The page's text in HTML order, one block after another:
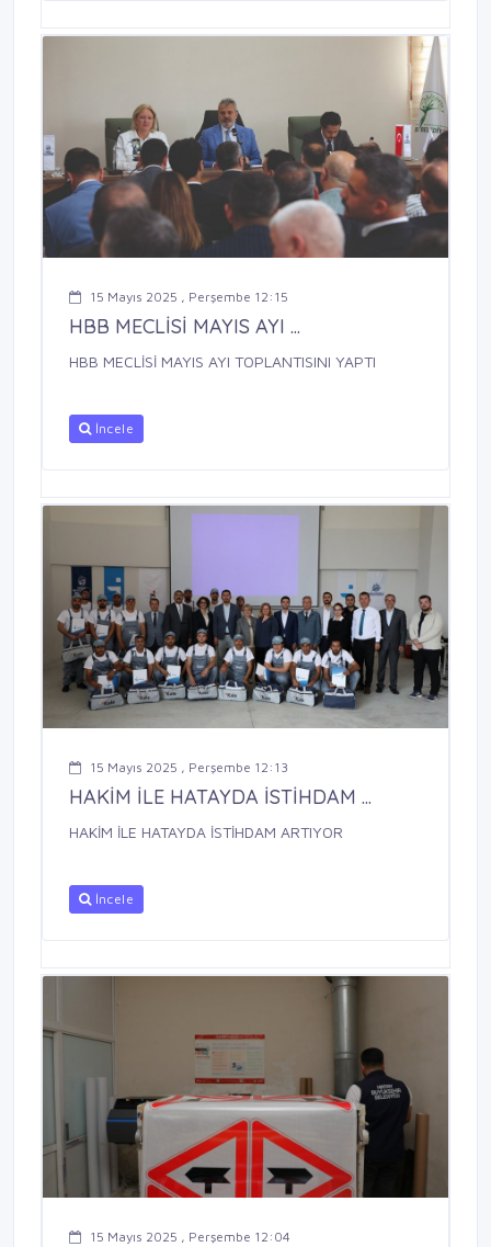
15 Mayıs 2025 , Perşembe 12:15
HBB MECLİSİ MAYIS AYI ...
HBB MECLİSİ MAYIS AYI TOPLANTISINI YAPTI
İncele
15 Mayıs 2025 , Perşembe 12:13
HAKİM İLE HATAYDA İSTİHDAM ...
HAKİM İLE HATAYDA İSTİHDAM ARTIYOR
İncele
15 Mayıs 2025 , Perşembe 12:04